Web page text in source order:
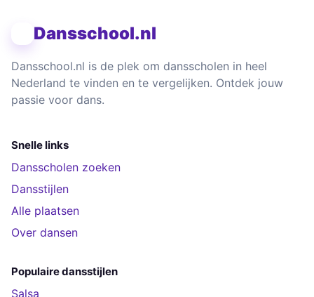
Dansschool.nl
Dansschool.nl is de plek om dansscholen in heel
Nederland te vinden en te vergelijken. Ontdek jouw
passie voor dans.
Snelle links
Dansscholen zoeken
Dansstijlen
Alle plaatsen
Over dansen
Populaire dansstijlen
Salsa